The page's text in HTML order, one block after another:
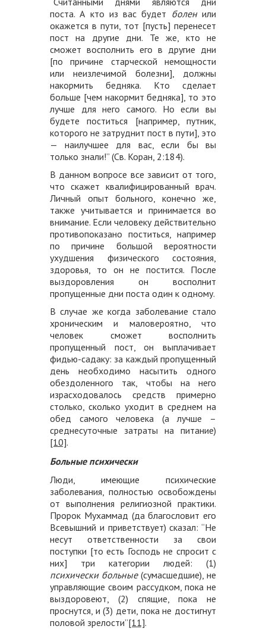
поста. А кто из вас будет боленили
окажется в пути, тот [пусть] перенесет
пост на другие дни. Те же, кто не
сможет восполнить его в другие дни
[по причине старческой немощности
или неизлечимой болезни], должны
накормить бедняка. Кто сделает
больше [чем накормит бедняка], то это
лучше для него самого. Но если вы
будете поститься [например, путник,
которого не затруднит пост в пути], это
— наилучшее для вас, если бы вы
только знали!” (Св. Коран, 2:184).
В данном вопросе все зависит от того,
что скажет квалифицированный врач.
Личный опыт больного, конечно же,
также учитывается и принимается во
внимание. Если человеку действительно
противопоказано поститься, например
по причине большой вероятности
ухудшения физического состояния,
здоровья, то он не постится. После
выздоровления он восполнит
пропущенные дни поста один к одному.
В случае же когда заболевание стало
хроническим и маловероятно, что
человек сможет восполнить
пропущенный пост, он выплачивает
фидью-садаку: за каждый пропущенный
день необходимо насытить одного
обездоленного так, чтобы на него
израсходовалось средств примерно
столько, сколько уходит в среднем на
обед самого человека (а лучше –
среднесуточные затраты на питание)
[10].
Больные психически
Люди, имеющие психические
заболевания, полностью освобождены
от выполнения религиозной практики.
Пророк Мухаммад (да благословит его
Всевышний и приветствует) сказал: “Не
несут ответственности за свои
поступки [то есть Господь не спросит с
них] три категории людей: (1)
психически больные(сумасшедшие), не
управляющие своим рассудком, пока не
выздоровеют, (2) спящие, пока не
проснутся, и (3) дети, пока не достигнут
половой зрелости”[11].